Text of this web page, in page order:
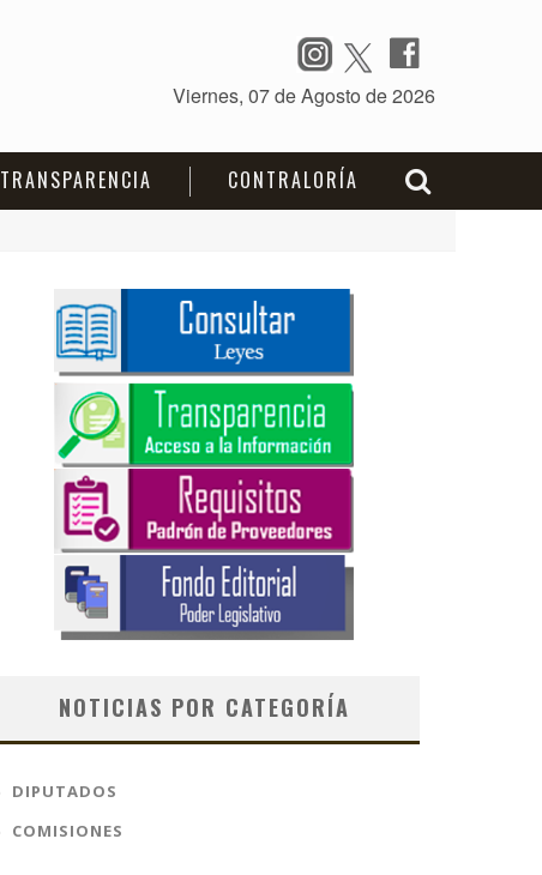
TRANSPARENCIA CONTRALORÍA
NOTICIAS POR CATEGORÍA
DIPUTADOS
COMISIONES